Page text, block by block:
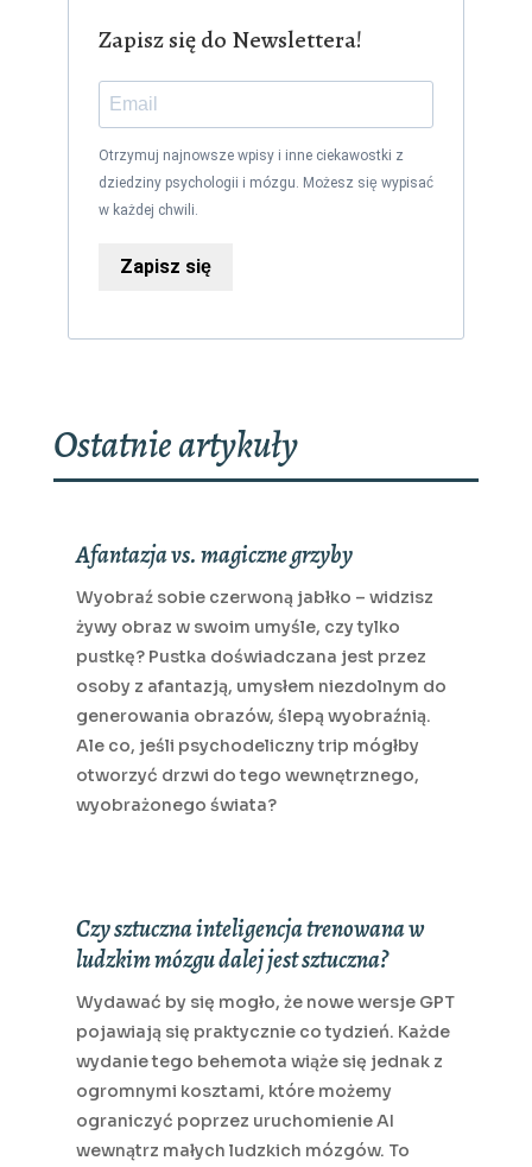
Zapisz się do Newslettera!
Otrzymuj najnowsze wpisy i inne ciekawostki z
dziedziny psychologii i mózgu. Możesz się wypisać
w każdej chwili.
Zapisz się
Ostatnie artykuły
Afantazja vs. magiczne grzyby
Wyobraź sobie czerwoną jabłko – widzisz
żywy obraz w swoim umyśle, czy tylko
pustkę? Pustka doświadczana jest przez
osoby z afantazją, umysłem niezdolnym do
generowania obrazów, ślepą wyobraźnią.
Ale co, jeśli psychodeliczny trip mógłby
otworzyć drzwi do tego wewnętrznego,
wyobrażonego świata?
Czy sztuczna inteligencja trenowana w
ludzkim mózgu dalej jest sztuczna?
Wydawać by się mogło, że nowe wersje GPT
pojawiają się praktycznie co tydzień. Każde
wydanie tego behemota wiąże się jednak z
ogromnymi kosztami, które możemy
ograniczyć poprzez uruchomienie AI
wewnątrz małych ludzkich mózgów. To